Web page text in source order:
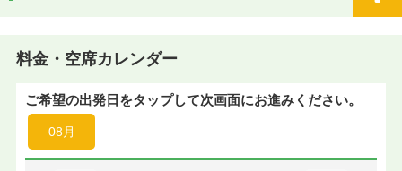
料金・空席カレンダー
ご希望の出発日をタップして次画面にお進みください。
08月